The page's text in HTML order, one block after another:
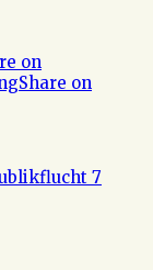
on
Share on
7